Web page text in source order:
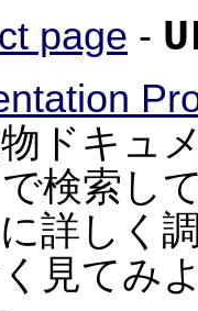
page -
ドキュ
検索し
詳しく
見てみ